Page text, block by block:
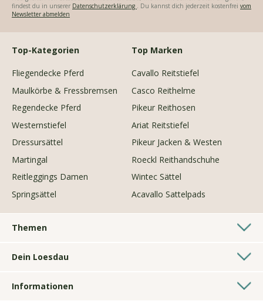
findest du in unserer Datenschutzerklärung . Du kannst dich jederzeit kostenfrei vom
Newsletter abmelden
Top-Kategorien
Fliegendecke Pferd
Maulkörbe & Fressbremsen
Regendecke Pferd
Westernstiefel
Dressursättel
Martingal
Reitleggings Damen
Springsättel
Top Marken
Cavallo Reitstiefel
Casco Reithelme
Pikeur Reithosen
Ariat Reitstiefel
Pikeur Jacken & Westen
Roeckl Reithandschuhe
Wintec Sättel
Acavallo Sattelpads
Themen
Geschenke für Reiter
Dein Loesdau
Informationen